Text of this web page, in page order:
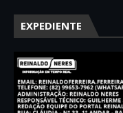
EXPEDIENTE